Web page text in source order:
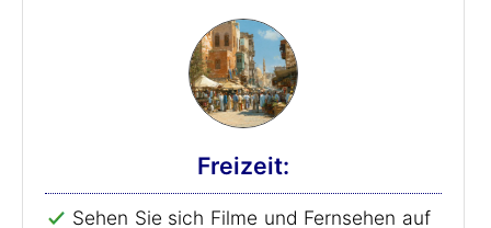
Freizeit:
Sehen Sie sich Filme und Fernsehen auf